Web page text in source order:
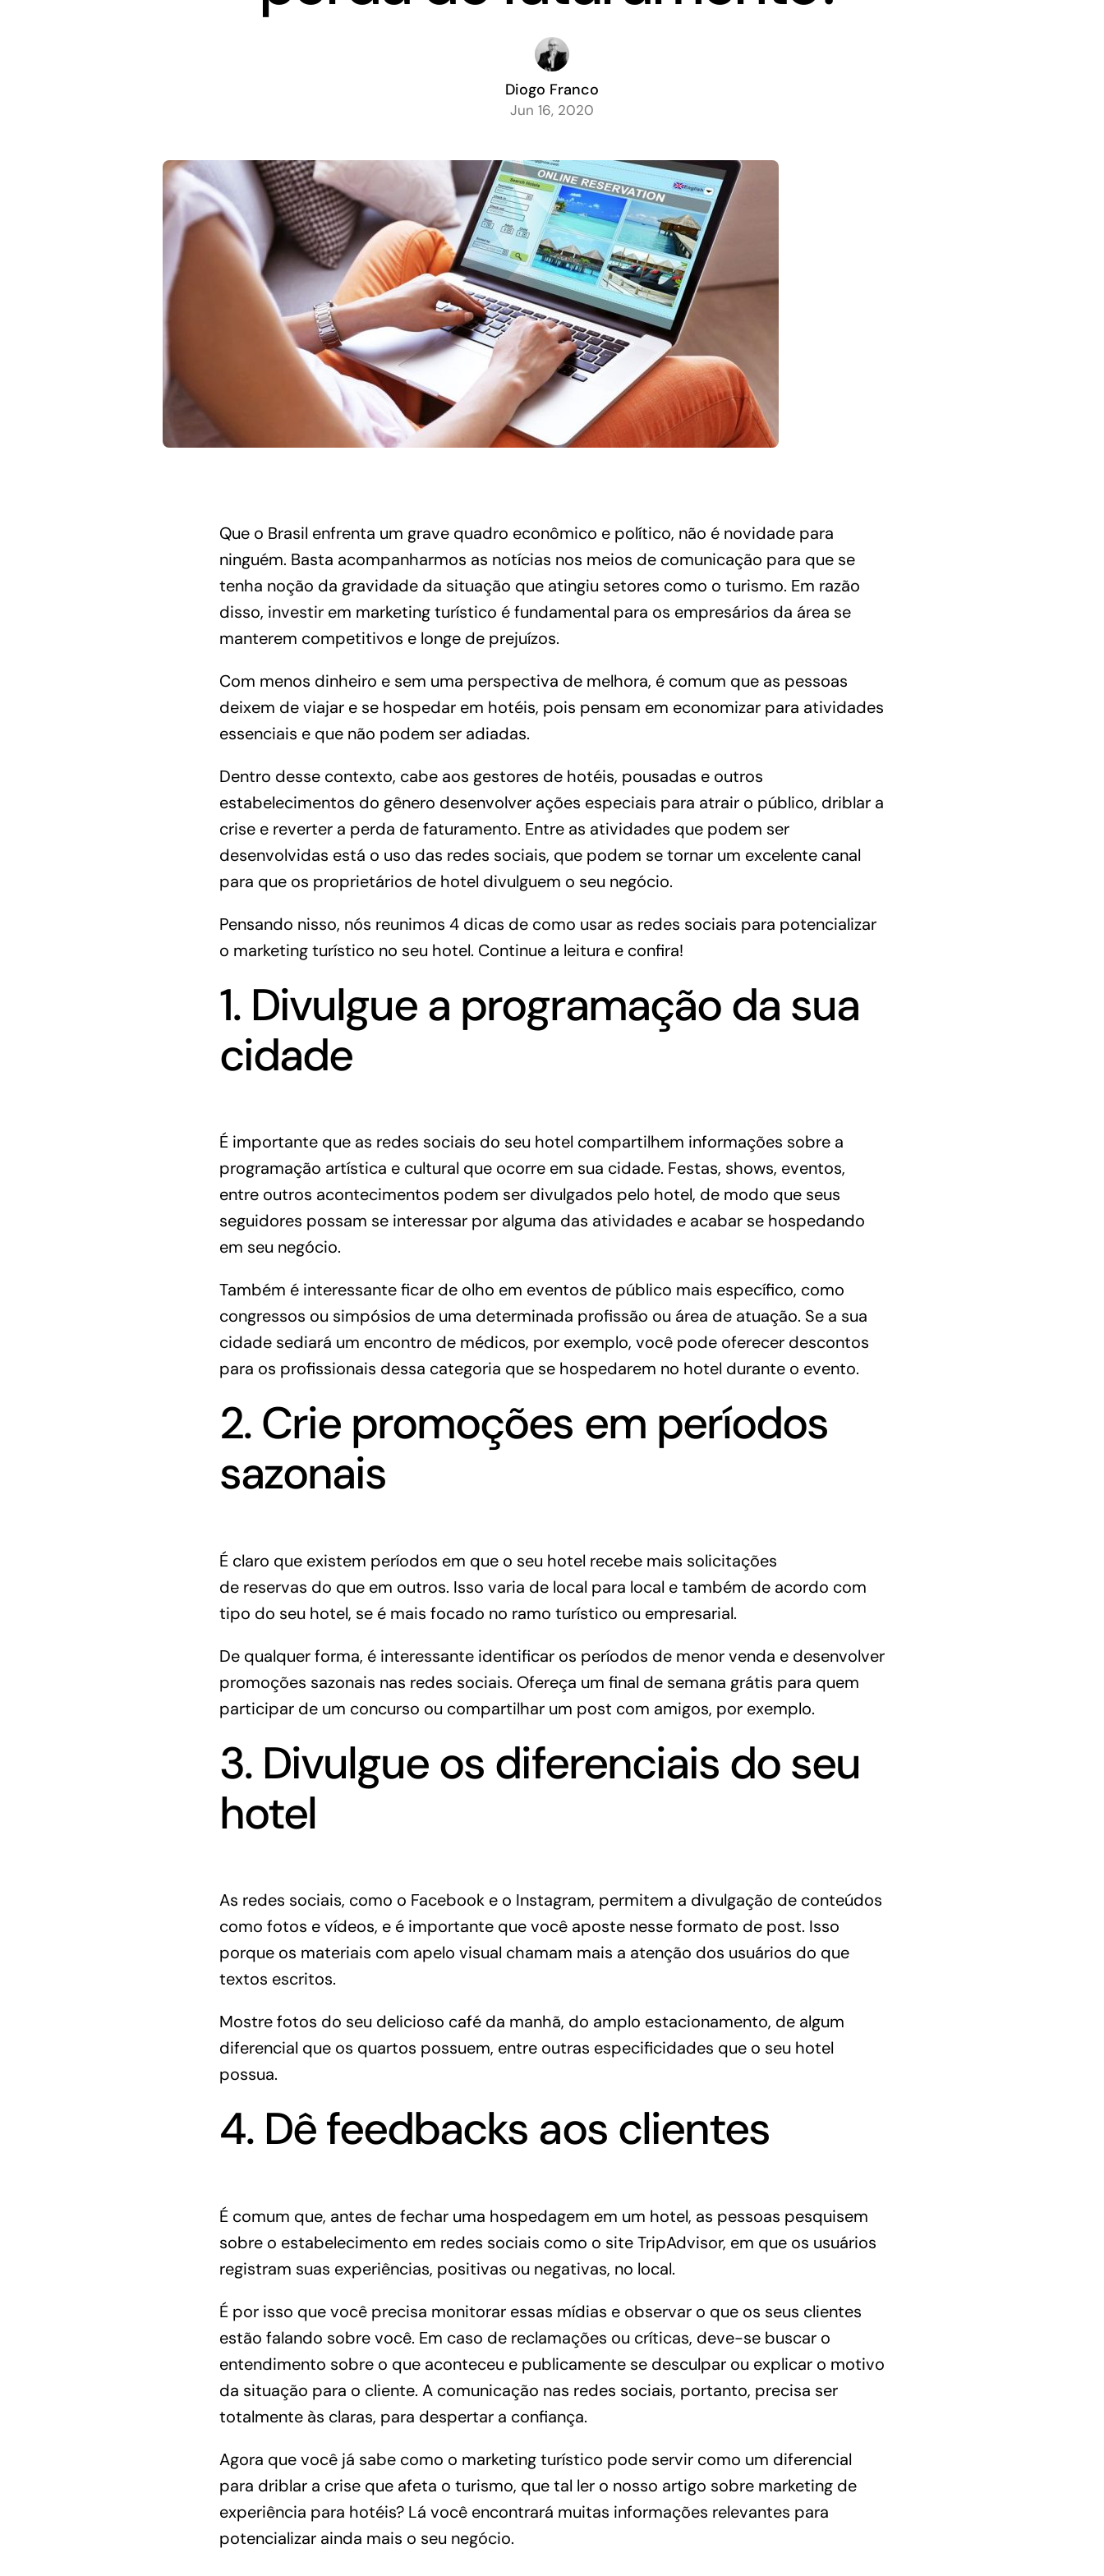
Diogo Franco
Jun 16, 2020
Que o Brasil enfrenta um grave quadro econômico e político, não é novidade para
ninguém. Basta acompanharmos as notícias nos meios de comunicação para que se
tenha noção da gravidade da situação que atingiu setores como o turismo. Em razão
disso, investir em marketing turístico é fundamental para os empresários da área se
manterem competitivos e longe de prejuízos.
Com menos dinheiro e sem uma perspectiva de melhora, é comum que as pessoas
deixem de viajar e se hospedar em hotéis, pois pensam em economizar para atividades
essenciais e que não podem ser adiadas.
Dentro desse contexto, cabe aos gestores de hotéis, pousadas e outros
estabelecimentos do gênero desenvolver ações especiais para atrair o público, driblar a
crise e reverter a perda de faturamento. Entre as atividades que podem ser
desenvolvidas está o uso das redes sociais, que podem se tornar um excelente canal
para que os proprietários de hotel divulguem o seu negócio.
Pensando nisso, nós reunimos 4 dicas de como usar as redes sociais para potencializar
o marketing turístico no seu hotel. Continue a leitura e confira!
1. Divulgue a programação da sua
cidade
É importante que as redes sociais do seu hotel compartilhem informações sobre a
programação artística e cultural que ocorre em sua cidade. Festas, shows, eventos,
entre outros acontecimentos podem ser divulgados pelo hotel, de modo que seus
seguidores possam se interessar por alguma das atividades e acabar se hospedando
em seu negócio.
Também é interessante ficar de olho em eventos de público mais específico, como
congressos ou simpósios de uma determinada profissão ou área de atuação. Se a sua
cidade sediará um encontro de médicos, por exemplo, você pode oferecer descontos
para os profissionais dessa categoria que se hospedarem no hotel durante o evento.
2. Crie promoções em períodos
sazonais
É claro que existem períodos em que o seu hotel recebe mais solicitações
de reservas do que em outros. Isso varia de local para local e também de acordo com
tipo do seu hotel, se é mais focado no ramo turístico ou empresarial.
De qualquer forma, é interessante identificar os períodos de menor venda e desenvolver
promoções sazonais nas redes sociais. Ofereça um final de semana grátis para quem
participar de um concurso ou compartilhar um post com amigos, por exemplo.
3. Divulgue os diferenciais do seu
hotel
As redes sociais, como o Facebook e o Instagram, permitem a divulgação de conteúdos
como fotos e vídeos, e é importante que você aposte nesse formato de post. Isso
porque os materiais com apelo visual chamam mais a atenção dos usuários do que
textos escritos.
Mostre fotos do seu delicioso café da manhã, do amplo estacionamento, de algum
diferencial que os quartos possuem, entre outras especificidades que o seu hotel
possua.
4. Dê feedbacks aos clientes
É comum que, antes de fechar uma hospedagem em um hotel, as pessoas pesquisem
sobre o estabelecimento em redes sociais como o site TripAdvisor, em que os usuários
registram suas experiências, positivas ou negativas, no local.
É por isso que você precisa monitorar essas mídias e observar o que os seus clientes
estão falando sobre você. Em caso de reclamações ou críticas, deve-se buscar o
entendimento sobre o que aconteceu e publicamente se desculpar ou explicar o motivo
da situação para o cliente. A comunicação nas redes sociais, portanto, precisa ser
totalmente às claras, para despertar a confiança.
Agora que você já sabe como o marketing turístico pode servir como um diferencial
para driblar a crise que afeta o turismo, que tal ler o nosso artigo sobre marketing de
experiência para hotéis? Lá você encontrará muitas informações relevantes para
potencializar ainda mais o seu negócio.